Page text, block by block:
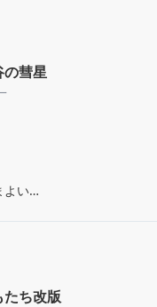
で、美しい波のすじを
彗星
よい
ち改版